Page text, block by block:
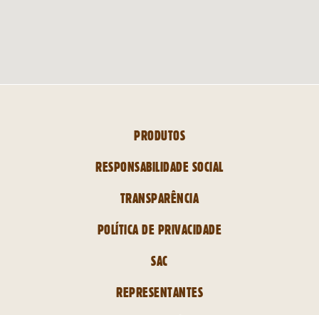
PRODUTOS
RESPONSABILIDADE SOCIAL
TRANSPARÊNCIA
POLÍTICA DE PRIVACIDADE
SAC
REPRESENTANTES